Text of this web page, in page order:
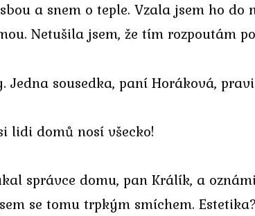
a snem o teple. Vzala jsem ho
Netušila jsem, že tím rozpoutám
sousedka, paní Horáková,
lidi domů nosí všecko!
správce domu, pan Králík, a
se tomu trpkým smíchem.